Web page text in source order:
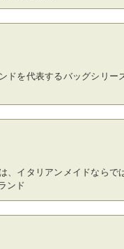
ドを代表するバッグシリー
、イタリアンメイドならで
ンド